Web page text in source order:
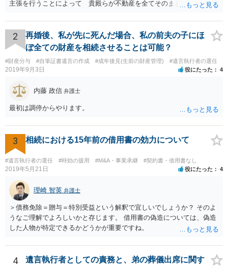
主張を行うことによって 貴殿らが不動産を全てそのまま取得できる
2
再婚後、私が先に死んだ場合、私の前夫の子にほ
ぼ全ての財産を相続させることは可能？
#財産分与 #自筆証書遺言の作成 #成年後見(生前の財産管理) #遺言執行者の選任
2019年9月3日 役にたった 4
内藤 政信 弁護士
最初は調停からやります。
3 相続における15年前の借用書の効力について
#遺言執行者の選任 #時効の援用 #M&A・事業承継 #契約書・借用書なし
2019年5月21日 役にたった 4
理崎 智英 弁護士
＞債務免除＝贈与＝特別受益という解釈で宜しいでしょうか？ そのよ
うなご理解でよろしいかと存じます。 借用書の偽造については、偽造
した人物が特定できるかどうかが重要ですね。
4
遺言執行者としての責務と、弟の葬儀出席に関す